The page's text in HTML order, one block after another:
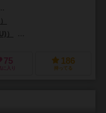
）
75
に入り
186
持ってる